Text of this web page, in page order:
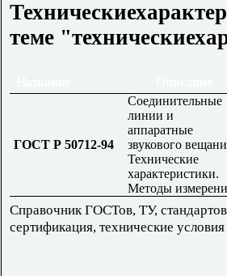
теме
ГОСТ Р 50712-94
Соединительные
линии и
аппаратные
звукового
Технические
характеристики.
Методы
Справочник ГОСТов, ТУ,
сертификация, технические условия